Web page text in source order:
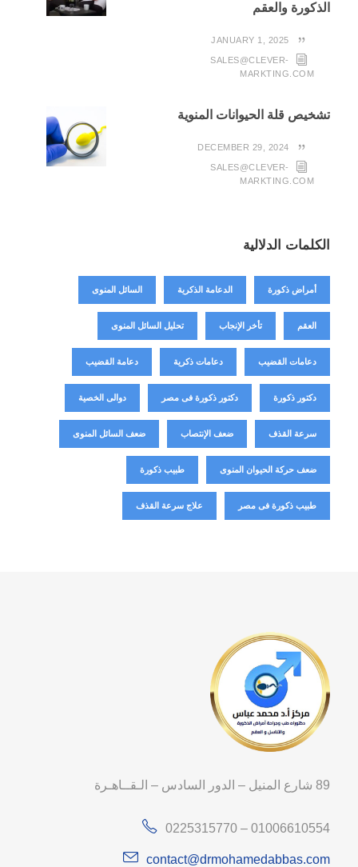
الذكورة والعقم
JANUARY 1, 2025
SALES@CLEVER-
MARKTING.COM
تشخيص قلة الحيوانات المنوية
DECEMBER 29, 2024
SALES@CLEVER-
MARKTING.COM
الكلمات الدلالية
أمراض ذكورة الدعامة الذكرية السائل المنوى
العقم تأخر الإنجاب تحليل السائل المنوى
دعامات القضيب دعامات ذكرية دعامة القضيب
دكتور ذكورة دكتور ذكورة فى مصر دوالى الخصية
سرعة القذف ضعف الإنتصاب ضعف السائل المنوى
ضعف حركة الحيوان المنوى طبيب ذكورة
طبيب ذكورة فى مصر علاج سرعة القذف
89 شارع المنيل – الدور السادس – الـقــاهـرة
0225315770 – 01006610554
contact@drmohamedabbas.com